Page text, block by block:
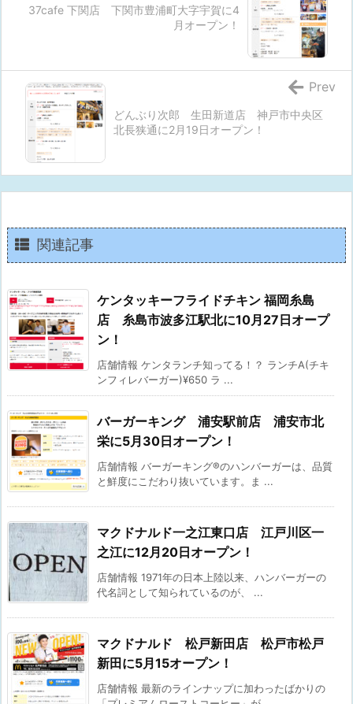
37cafe 下関店 下関市豊浦町大字宇賀に4
月オープン！
どんぶり次郎 生田新道店 神戸市中央区
北長狭通に2月19日オープン！
Prev
関連記事
ケンタッキーフライドチキン 福岡糸島
店 糸島市波多江駅北に10月27日オープ
ン！
店舗情報 ケンタランチ知ってる！？ ランチA(チキ
ンフィレバーガー)¥650 ラ ...
バーガーキング 浦安駅前店 浦安市北
栄に5月30日オープン！
店舗情報 バーガーキング®のハンバーガーは、品質
と鮮度にこだわり抜いています。ま ...
マクドナルド一之江東口店 江戸川区一
之江に12月20日オープン！
店舗情報 1971年の日本上陸以来、ハンバーガーの
代名詞として知られているのが、 ...
マクドナルド 松戸新田店 松戸市松戸
新田に5月15オープン！
店舗情報 最新のラインナップに加わったばかりの